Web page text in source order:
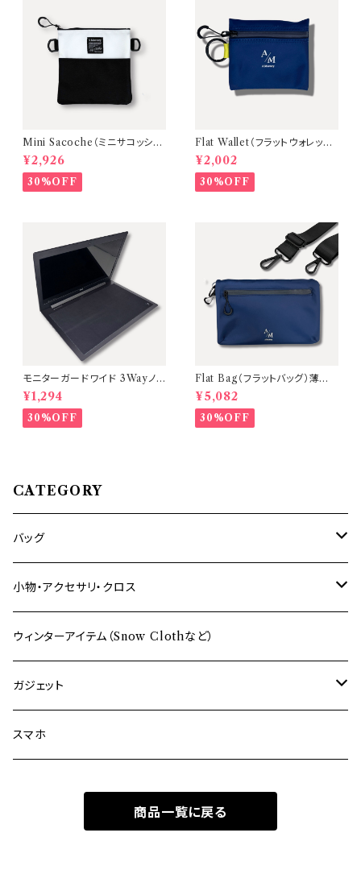
Mini Sacoche（ミニサコッシ
ュ）4ポケット極薄ミニショルダー
バッグ【Pocket：Black】A Mas
tery
¥2,926
30%OFF
Flat Wallet（フラットウォレット）
薄型コンパクトミニ財布【本体：
Navy / タブ：Yellow】
¥2,002
30%OFF
モニターガードワイド 3Wayノ
ートPC画面保護クロス・マウス
パッド【15.6〜17インチ対応】A
Mastery
¥1,294
30%OFF
Flat Bag（フラットバッグ）薄型ミ
ニショルダーバッグ【本体：Navy
金具：Black】
¥5,082
30%OFF
CATEGORY
バッグ
ショルダーバッグ
バックパック
サコッシュ
その他のバッグ
小物・アクセサリ・クロス
財布
ポーチ
アクセサリ
ウィンターアイテム（Snow Clothなど）
ガジェット
パソコン
スマホ
商品一覧に戻る